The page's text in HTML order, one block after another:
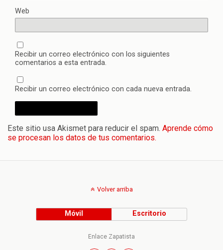
Web
Recibir un correo electrónico con los siguientes
comentarios a esta entrada.
Recibir un correo electrónico con cada nueva entrada.
Este sitio usa Akismet para reducir el spam. Aprende cómo
se procesan los datos de tus comentarios.
Volver arriba
Móvil Escritorio
Enlace Zapatista